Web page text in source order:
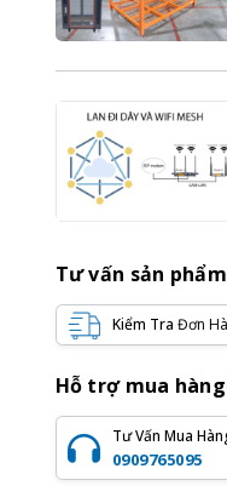
Tư vấn sản phẩm
Kiểm Tra Đơn
Hỗ trợ mua
Tư Vấn Mua
0909765095